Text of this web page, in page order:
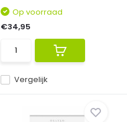
Vergelijk
Op voorraad
€34,95